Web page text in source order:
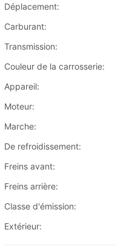
Déplacement:
Carburant:
Transmission:
Couleur de la carrosserie:
Appareil:
Moteur:
Marche:
De refroidissement:
Freins avant:
Freins arrière:
Classe d'émission:
Extérieur: